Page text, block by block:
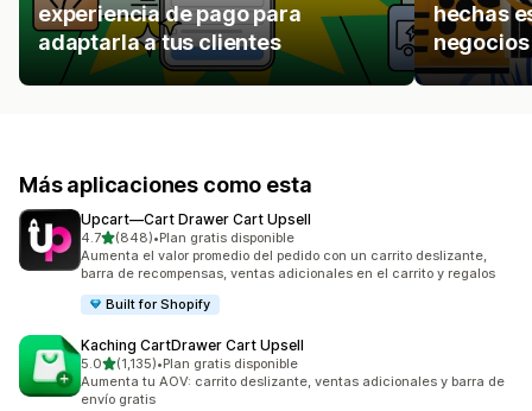
experiencia de pago para
adaptarla a tus clientes
hechas
Más aplicaciones como esta
Upcart—Cart Drawer Cart Upsell
4.7de 5 estrellas
(848)
848 reseñas en total
•Plan gratis disponible
Aumenta el valor promedio del pedido con un carrito deslizante,
barra de recompensas, ventas adicionales en el carrito y regalos
Built for Shopify
Kaching CartDrawer Cart Upsell
5.0de 5 estrellas
(1,135)
1135 reseñas en total
•Plan gratis disponible
Aumenta tu AOV: carrito deslizante, ventas adicionales y barra de
envío gratis